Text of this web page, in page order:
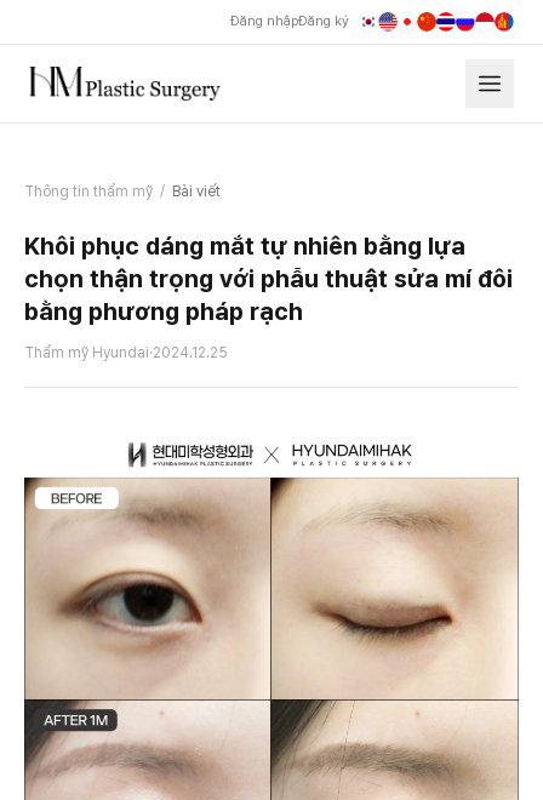
Đăng nhậpĐăng ký
Thông tin thẩm mỹ / Bài viết
Khôi phục dáng mắt tự nhiên bằng lựa
chọn thận trọng với phẫu thuật sửa mí đôi
bằng phương pháp rạch
Thẩm mỹ Hyundai·2024.12.25